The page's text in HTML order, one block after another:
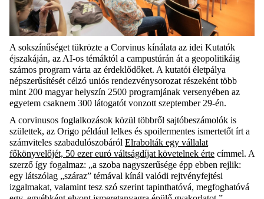
A sokszínűséget tükrözte a Corvinus kínálata az idei Kutatók
éjszakáján, az AI-os témáktól a campustúrán át a geopolitikáig
számos program várta az érdeklődőket. A kutatói életpálya
népszerűsítését célzó uniós rendezvénysorozat részeként több
mint 200 magyar helyszín 2500 programjának versenyében az
egyetem csaknem 300 látogatót vonzott szeptember 29-én.
A corvinusos foglalkozások közül többről sajtóbeszámolók is
születtek, az Origo például lelkes és spoilermentes ismertetőt írt a
számviteles szabadulószobáról Elrabolták egy vállalat
főkönyvelőjét, 50 ezer euró váltságdíjat követelnek érte címmel. A
szerző így fogalmaz: „a szoba nagyszerűsége épp ebben rejlik:
egy látszólag „száraz” témával kínál valódi rejtvényfejtési
izgalmakat, valamint tesz szó szerint tapinthatóvá, megfoghatóvá